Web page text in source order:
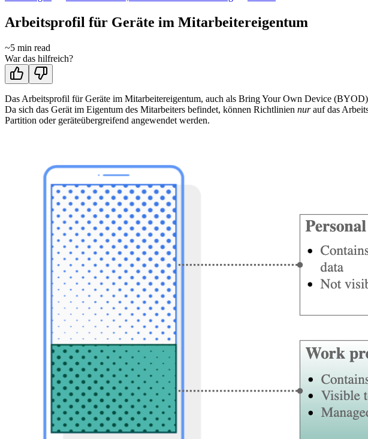
Arbeitsprofil für Geräte im Mitarbeitereigentum
~5 min read
War das hilfreich?
Das Arbeitsprofil für Geräte im Mitarbeitereigentum, auch als Bring Your Own Device
Da sich das Gerät im Eigentum des Mitarbeiters befindet, können Richtlinien nurauf das
Partition oder geräteübergreifend angewendet werden.